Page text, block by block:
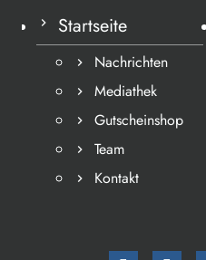
Startseite
Nachrichten
Mediathek
Gutscheinshop
Team
Kontakt